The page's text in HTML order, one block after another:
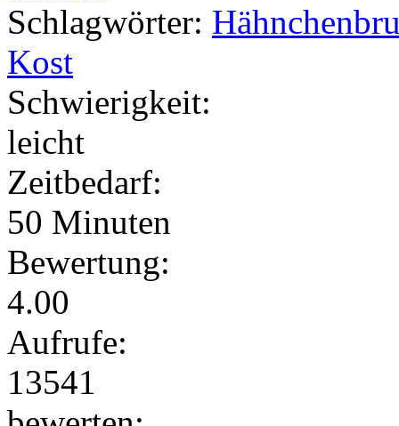
Schlagwörter:
Kost
Schwierigkeit:
leicht
Zeitbedarf:
50 Minuten
Bewertung:
4.00
Aufrufe:
13541